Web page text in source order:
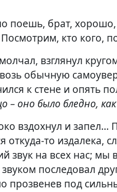
поешь, брат, хорошо,
кто кого,
взглянул
обычную
к стене и опять
– оно было бледно,
вздохнул и запел…
откуда-то издалека,
звук на всех нас; мы
последовал
прозвенев под